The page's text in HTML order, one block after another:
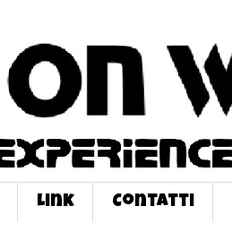
Link Contatti